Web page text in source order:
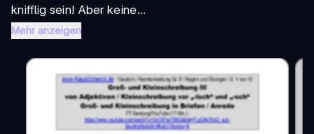
knifflig sein! Aber keine...
Mehr anzeigen